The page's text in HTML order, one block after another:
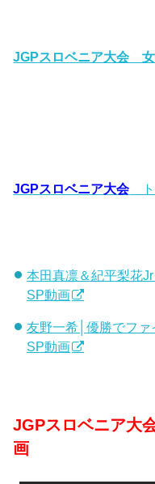
JGPスロベニア大会
JGPスロベニア大会ト
本田真凛＆紀平梨花
SP動画
友野一希│優勝でフ
SP動画
JGPスロベニア
画